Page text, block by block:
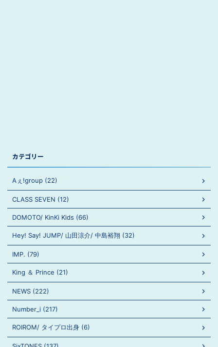
カテゴリー
Aぇ!group (22)
CLASS SEVEN (12)
DOMOTO/ KinKi Kids (66)
Hey! Say! JUMP/ 山田涼介/ 中島裕翔 (32)
IMP. (79)
King ＆ Prince (21)
NEWS (222)
Number_i (217)
ROIROM/ タイプロ出身 (6)